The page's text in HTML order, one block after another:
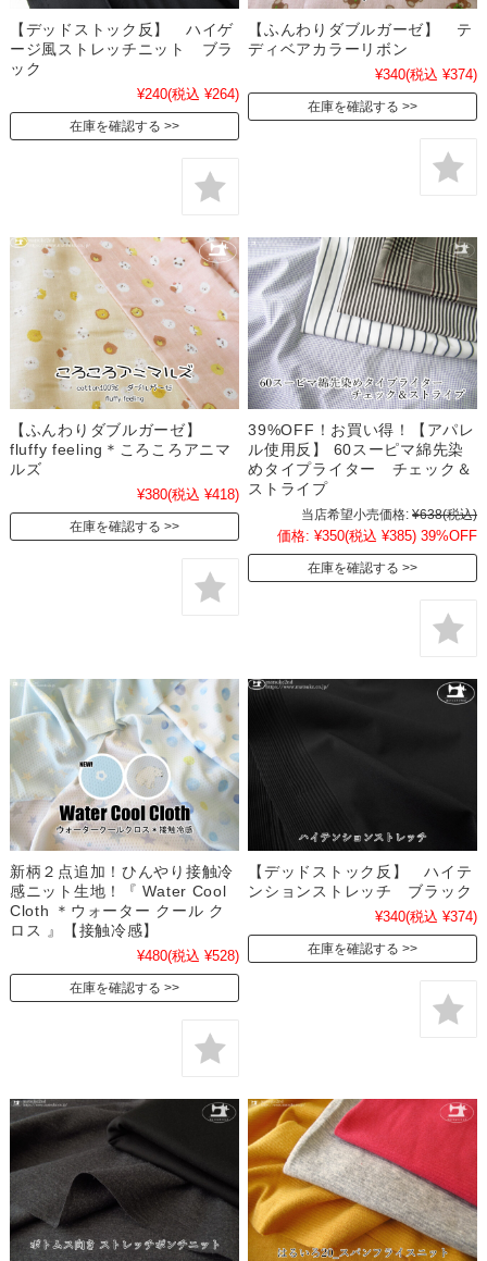
【デッドストック反】 ハイゲ
ージ風ストレッチニット ブラ
ック
¥240(税込 ¥264)
在庫を確認する
【ふんわりダブルガーゼ】 テ
ディベアカラーリボン
¥340(税込 ¥374)
在庫を確認する
【ふんわりダブルガーゼ】
fluffy feeling＊ころころアニマ
ルズ
¥380(税込 ¥418)
在庫を確認する
39%OFF！お買い得！【アパレ
ル使用反】 60スーピマ綿先染
めタイプライター チェック＆
ストライプ
当店希望小売価格: ¥638(税込)
価格: ¥350(税込 ¥385) 39%OFF
在庫を確認する
新柄２点追加！ひんやり接触冷
感ニット生地！『 Water Cool
Cloth ＊ウォーター クール ク
ロス 』【接触冷感】
¥480(税込 ¥528)
在庫を確認する
【デッドストック反】 ハイテ
ンションストレッチ ブラック
¥340(税込 ¥374)
在庫を確認する